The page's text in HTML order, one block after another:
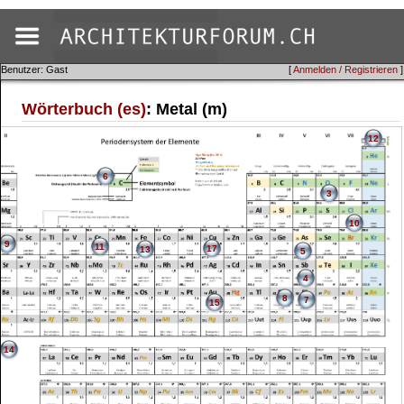
[Anmelden / Registrieren ]
Benutzer: Gast
Wörterbuch (es): Metal (m)
3
4
5
6
7
8
9
10
11
12
13
14
15
17